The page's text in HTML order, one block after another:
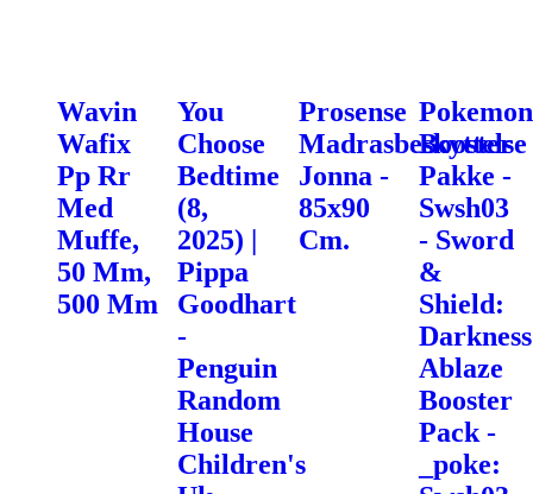
Wavin
Wafix
Pp Rr
Med
Muffe,
50 Mm,
500 Mm
You
Choose
Bedtime
(8,
2025) |
Pippa
Goodhart
-
Penguin
Random
House
Children's
Prosense
Madrasbeskyttelse
Jonna -
85x90
Cm.
Pokemon
Booster
Pakke -
Swsh03
- Sword
&
Shield:
Darkness
Ablaze
Booster
Pack -
_poke: